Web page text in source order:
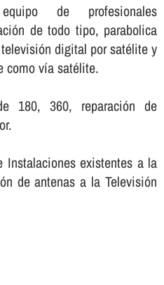
de profesionales
de todo tipo, parabolica
digital por satélite y
como ví­a satélite.
180, 360, reparación de
Instalaciones existentes a la
de antenas a la Televisión